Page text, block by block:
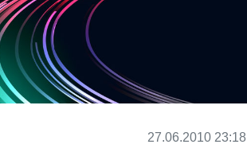
27.06.2010 23:18